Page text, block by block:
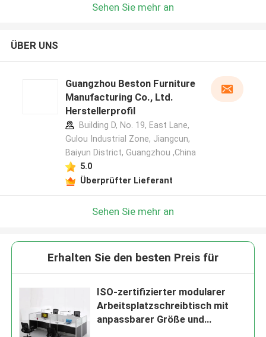
Sehen Sie mehr an
ÜBER UNS
Guangzhou Beston Furniture
Manufacturing Co., Ltd.
Herstellerprofil
Building D, No. 19, East Lane,
Gulou Industrial Zone, Jiangcun,
Baiyun District, Guangzhou ,China
5.0
Überprüfter Lieferant
Sehen Sie mehr an
Erhalten Sie den besten Preis für
ISO-zertifizierter modularer
Arbeitsplatzschreibtisch mit
anpassbarer Größe und